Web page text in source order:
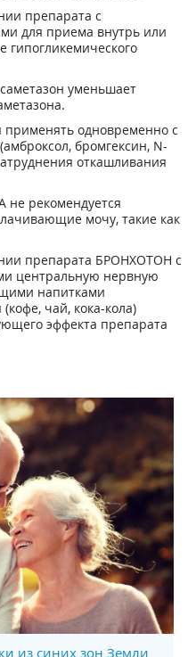
препарата с
для приема внутрь или
уменьшает
одновременно с
бромгексин, N-
откашливания
рекомендуется
мочу, такие как
препарата БРОНХОТОН с
центральную нервную
напитками
чай, кока-кола)
эффекта препарата
из синих зон Земли